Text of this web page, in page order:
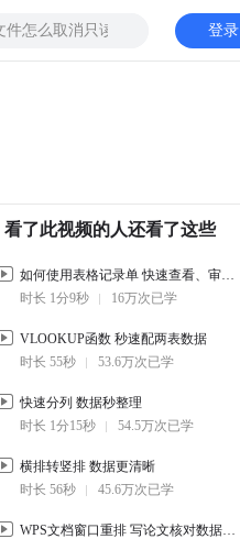
登录
看了此视频的人还看了这些
如何使用表格记录单 快速查看、审核数据
时长 1分9秒
16万次已学
VLOOKUP函数 秒速配两表数据
时长 55秒
53.6万次已学
快速分列 数据秒整理
时长 1分15秒
54.5万次已学
横排转竖排 数据更清晰
时长 56秒
45.6万次已学
WPS文档窗口重排 写论文核对数据必备